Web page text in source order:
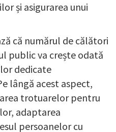
și asigurarea unui
că numărul de călători
public va crește odată
dedicate
lângă acest aspect,
trotuarelor pentru
adaptarea
persoanelor cu